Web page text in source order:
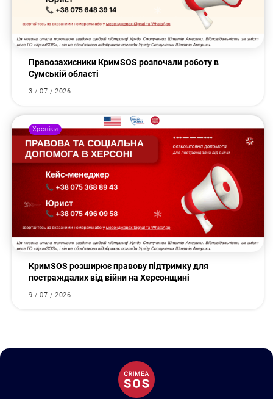
Правозахисники КримSOS розпочали роботу в
Сумській області
3 / 07 / 2026
Хроніки
КримSOS розширює правову підтримку для
постраждалих від війни на Херсонщині
9 / 07 / 2026